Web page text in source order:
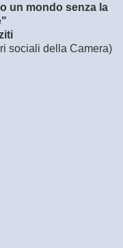
un mondo senza la
sociali della Camera)